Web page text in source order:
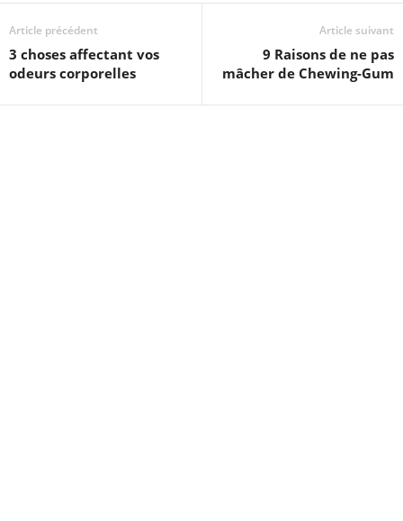
Article précédent
3 choses affectant vos
odeurs corporelles
Article suivant
9 Raisons de ne pas
mâcher de Chewing-Gum